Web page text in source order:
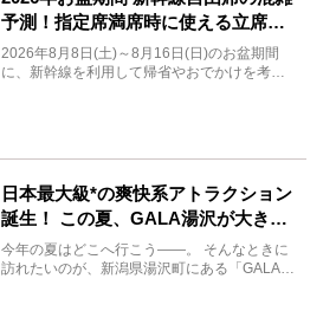
予測！指定席満席時に使える立席特
急券も解説
2026年8月8日(土)～8月16日(日)のお盆期間
に、新幹線を利用して帰省やおでかけを考え
日本最大級*の爽快系アトラクション
誕生！ この夏、GALA湯沢が大きく
生まれ変わる
今年の夏はどこへ行こう――。 そんなときに
訪れたいのが、新潟県湯沢町にある「GALA湯